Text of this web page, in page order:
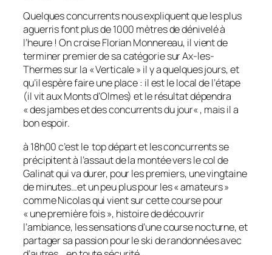
Quelques concurrents nous expliquent que les plus
aguerris font plus de 1000 mètres de dénivelé à
l’heure ! On croise Florian Monnereau, il vient de
terminer premier de sa catégorie sur Ax-les-
Thermes sur la « Verticale » il y a quelques jours, et
qu’il espère faire une place : il est le local de l’étape
(il vit aux Monts d’Olmes) et le résultat dépendra
«des jambes et des concurrents du jour« , mais il a
bon espoir.
à 18h00 c’est le top départ et les concurrents se
précipitent à l’assaut de la montée vers le col de
Galinat qui va durer, pour les premiers, une vingtaine
de minutes…et un peu plus pour les « amateurs »
comme Nicolas qui vient sur cette course pour
« une première fois », histoire de découvrir
l’ambiance, les sensations d’une course nocturne, et
partager sa passion pour le ski de randonnées avec